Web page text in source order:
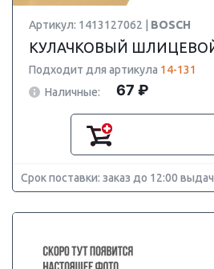
Артикул: 1413127062 | BOSCH
КУЛАЧКОВЫЙ
Подходит для артикула 14-131
Наличные:
67 ₽
Срок поставки: заказ до 12:00